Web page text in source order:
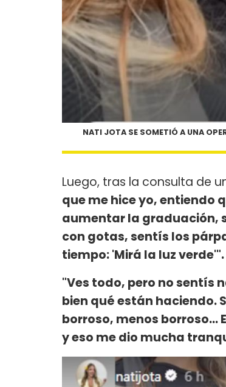
NATI JOTA SE SOMETIÓ A UNA
Luego, tras la consulta de
que me hice yo, entiendo
aumentar la graduación,
con gotas, sentís los
tiempo: 'Mirá la luz verde'".
"Ves todo, pero no sentís
bien qué están haciendo.
borroso, menos borroso...
y eso me dio mucha